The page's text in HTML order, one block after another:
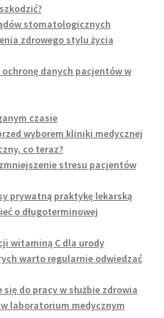
stomatologicznych
zdrowego stylu życia
danych pacjentów w
czasie
wyborem kliniki medycznej
co teraz?
stresu pacjentów
prywatną praktykę lekarską
o długoterminowej
witaminą C dla urody
warto regularnie odwiedzać
do pracy w służbie zdrowia
laboratorium medycznym